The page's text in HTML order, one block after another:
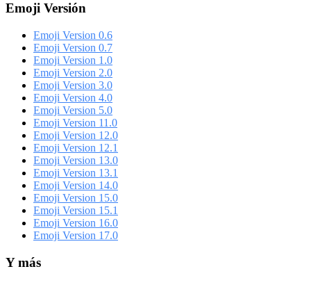
Emoji Versión
Emoji Version 0.6
Emoji Version 0.7
Emoji Version 1.0
Emoji Version 2.0
Emoji Version 3.0
Emoji Version 4.0
Emoji Version 5.0
Emoji Version 11.0
Emoji Version 12.0
Emoji Version 12.1
Emoji Version 13.0
Emoji Version 13.1
Emoji Version 14.0
Emoji Version 15.0
Emoji Version 15.1
Emoji Version 16.0
Emoji Version 17.0
Y más